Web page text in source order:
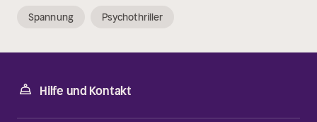
Spannung Psychothriller
Hilfe und Kontakt